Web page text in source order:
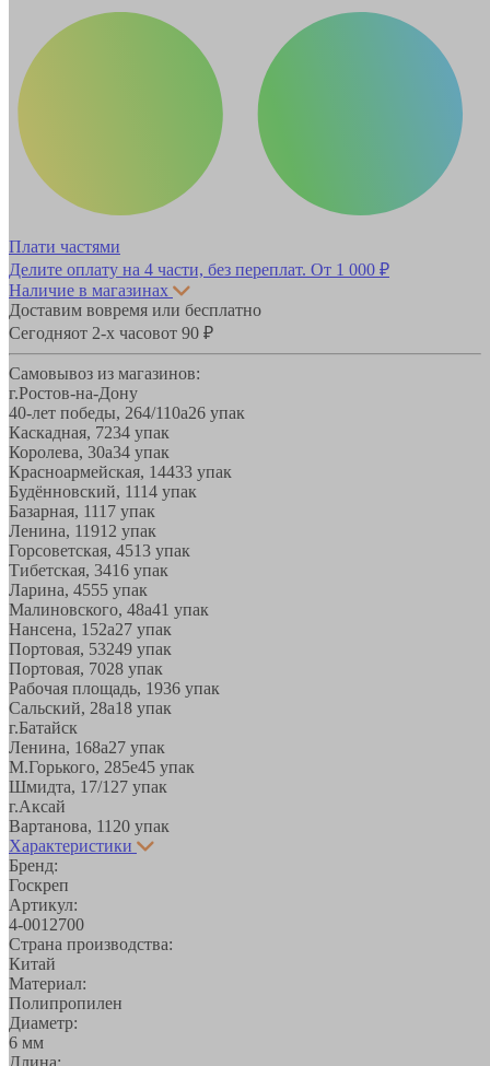
Плати частями
Делите оплату на 4 части, без переплат. От 1 000 ₽
Наличие в магазинах
Доставим вовремя или бесплатно
Сегодняот 2-х часовот 90 ₽
Самовывоз из магазинов:
г.Ростов-на-Дону
40-лет победы, 264/110а26 упак
Каскадная, 7234 упак
Королева, 30а34 упак
Красноармейская, 14433 упак
Будённовский, 1114 упак
Базарная, 1117 упак
Ленина, 11912 упак
Горсоветская, 4513 упак
Тибетская, 3416 упак
Ларина, 4555 упак
Малиновского, 48а41 упак
Нансена, 152а27 упак
Портовая, 53249 упак
Портовая, 7028 упак
Рабочая площадь, 1936 упак
Сальский, 28a18 упак
г.Батайск
Ленина, 168а27 упак
М.Горького, 285е45 упак
Шмидта, 17/1 27 упак
г.Аксай
Вартанова, 11 20 упак
Характеристики
Бренд:
Госкреп
Артикул:
4-0012700
Страна производства:
Китай
Материал:
Полипропилен
Диаметр:
6 мм
Длина: